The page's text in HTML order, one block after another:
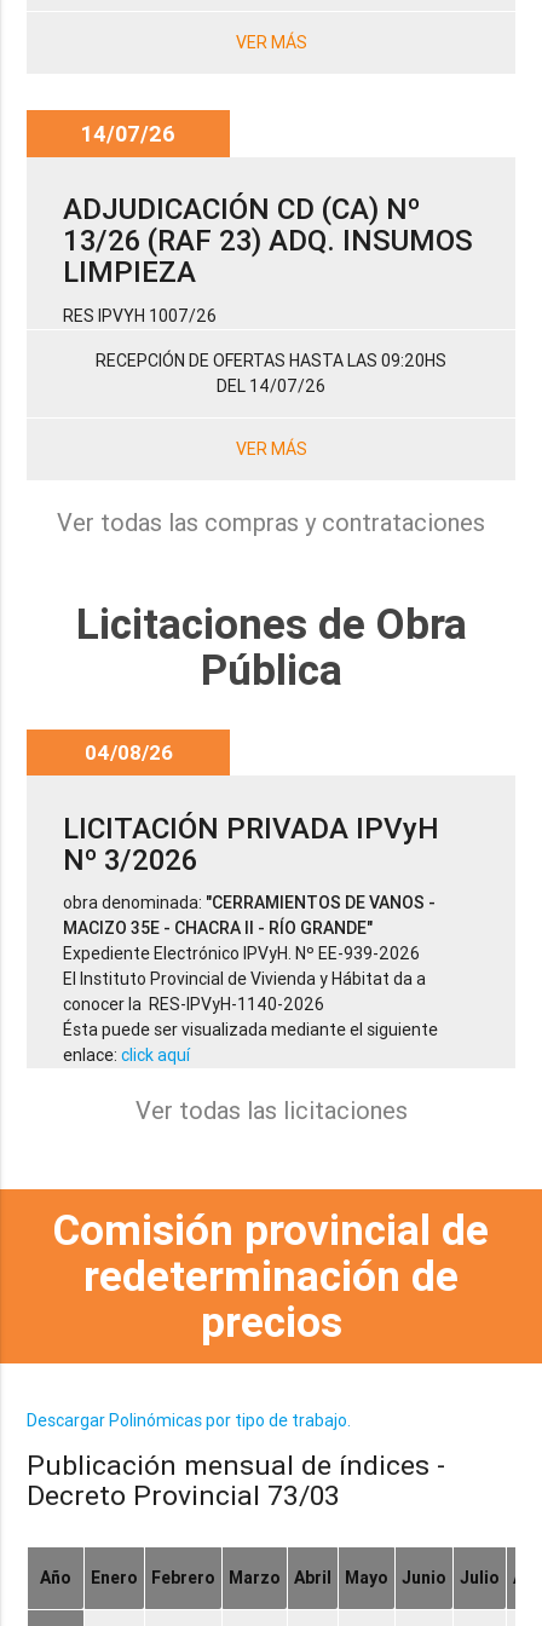
VER MÁS
14/07/26
ADJUDICACIÓN CD (CA) Nº
13/26 (RAF 23) ADQ. INSUMOS
LIMPIEZA
RES IPVYH 1007/26
RECEPCIÓN DE OFERTAS HASTA LAS 09:20HS
DEL 14/07/26
VER MÁS
Ver todas las compras y contrataciones
Licitaciones de Obra
Pública
04/08/26
LICITACIÓN PRIVADA IPVyH
Nº 3/2026
obra denominada: "CERRAMIENTOS DE VANOS -
MACIZO 35E - CHACRA II - RÍO GRANDE"
Expediente Electrónico IPVyH. Nº EE-939-2026
El Instituto Provincial de Vivienda y Hábitat da a
conocer la RES-IPVyH-1140-2026
Ésta puede ser visualizada mediante el siguiente
enlace:click aquí
Ver todas las licitaciones
Comisión provincial de
redeterminación de
precios
Descargar Polinómicas por tipo de trabajo.
Publicación mensual de índices -
Decreto Provincial 73/03
Año Enero Febrero Marzo Abril Mayo Junio Julio